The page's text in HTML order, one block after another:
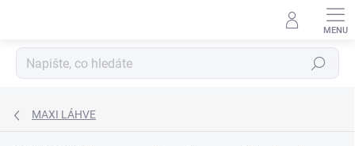
Hledat
MAXI LÁHVE